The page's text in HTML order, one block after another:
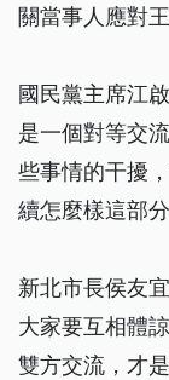
關當事人應對
國民黨主席江
是一個對等交
些事情的干擾
續怎麼樣這部
新北市長侯友
大家要互相體
雙方交流，才